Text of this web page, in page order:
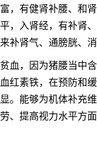
，有健肾补腰、和
，入肾经，有补肾
补肾气、通膀胱、消
血，因为猪腰当中
红素铁，在预防和
。能够为机体补充
、提高视力水平方